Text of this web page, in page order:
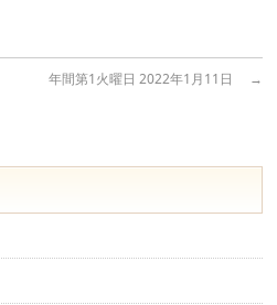
年間第1火曜日 2022年1月11日 →